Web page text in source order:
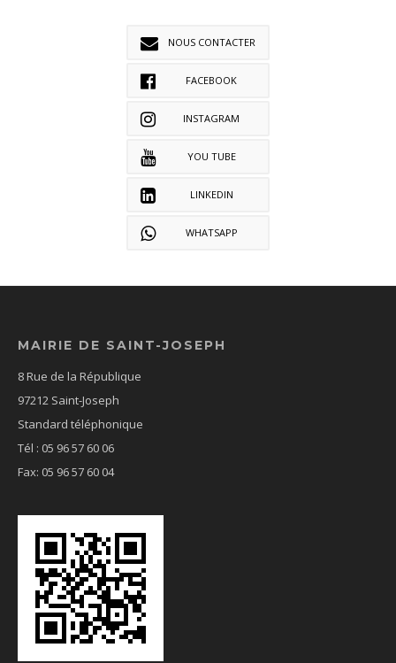
NOUS CONTACTER
FACEBOOK
INSTAGRAM
YOU TUBE
LINKEDIN
WHATSAPP
MAIRIE DE SAINT-JOSEPH
8 Rue de la République
97212 Saint-Joseph
Standard téléphonique
Tél : 05 96 57 60 06
Fax: 05 96 57 60 04